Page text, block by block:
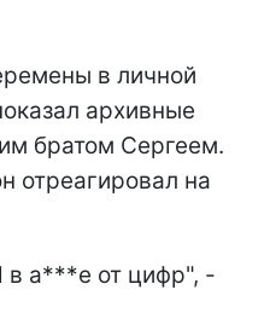
в личной
архивные
братом Сергеем.
отреагировал на
в а***е от цифр", -